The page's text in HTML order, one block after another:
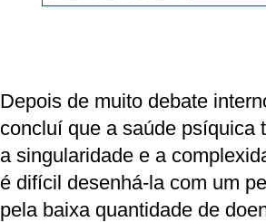
Depois de muito debate
concluí que a saúde psíquica
a singularidade e a
é difícil desenhá-la com um
pela baixa quantidade de